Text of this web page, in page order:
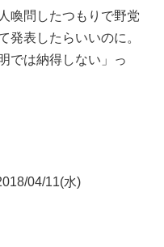
喚問したつもりで野党
発表したらいいのに。
では納得しない」っ
04/11(水)